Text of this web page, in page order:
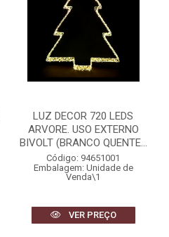
LUZ DECOR 720 LEDS
ARVORE. USO EXTERNO
BIVOLT (BRANCO QUENTE...
Código: 94651001
Embalagem: Unidade de
Venda\1
VER PREÇO